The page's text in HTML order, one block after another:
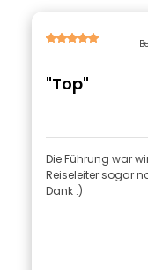
"Top"
Die Führung war
Reiseleiter sogar
Dank :)